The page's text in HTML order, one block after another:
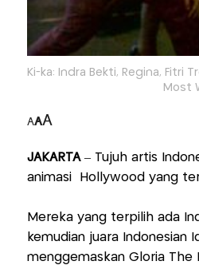
Ki-ka: Indra Bekti, Regina, Fitri
Most
AAA
JAKARTA– Tujuh artis
animasi Hollywood yang
Mereka yang terpilih ada
kemudian juara Indonesian
menggemaskan Gloria The